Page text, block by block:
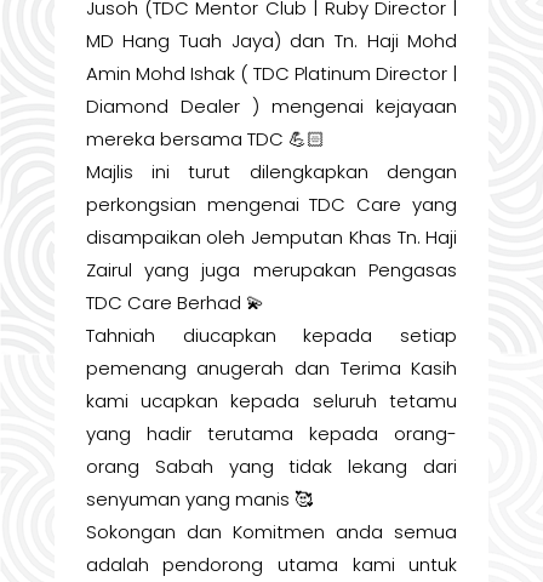
Jusoh (TDC Mentor Club | Ruby Director |
MD Hang Tuah Jaya) dan Tn. Haji Mohd
Amin Mohd Ishak ( TDC Platinum Director |
Diamond Dealer ) mengenai kejayaan
mereka bersama TDC 💪🏻
Majlis ini turut dilengkapkan dengan
perkongsian mengenai TDC Care yang
disampaikan oleh Jemputan Khas Tn. Haji
Zairul yang juga merupakan Pengasas
TDC Care Berhad 💫
Tahniah diucapkan kepada setiap
pemenang anugerah dan Terima Kasih
kami ucapkan kepada seluruh tetamu
yang hadir terutama kepada orang-
orang Sabah yang tidak lekang dari
senyuman yang manis 🥰
Sokongan dan Komitmen anda semua
adalah pendorong utama kami untuk